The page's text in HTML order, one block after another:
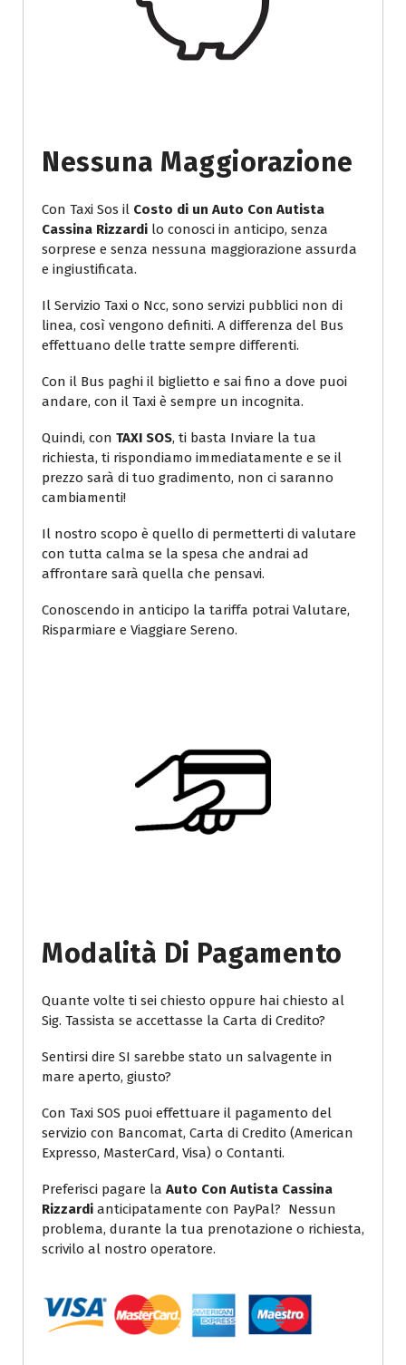
Nessuna Maggiorazione
Con Taxi Sos il Costo di un Auto Con Autista
Cassina Rizzardi lo conosci in anticipo, senza
sorprese e senza nessuna maggiorazione assurda
e ingiustificata.
Il Servizio Taxi o Ncc, sono servizi pubblici non di
linea, così vengono definiti. A differenza del Bus
effettuano delle tratte sempre differenti.
Con il Bus paghi il biglietto e sai fino a dove puoi
andare, con il Taxi è sempre un incognita.
Quindi, con TAXI SOS, ti basta Inviare la tua
richiesta, ti rispondiamo immediatamente e se il
prezzo sarà di tuo gradimento, non ci saranno
cambiamenti!
Il nostro scopo è quello di permetterti di valutare
con tutta calma se la spesa che andrai ad
affrontare sarà quella che pensavi.
Conoscendo in anticipo la tariffa potrai Valutare,
Risparmiare e Viaggiare Sereno.
Modalità Di Pagamento
Quante volte ti sei chiesto oppure hai chiesto al
Sig. Tassista se accettasse la Carta di Credito?
Sentirsi dire SI sarebbe stato un salvagente in
mare aperto, giusto?
Con Taxi SOS puoi effettuare il pagamento del
servizio con Bancomat, Carta di Credito (American
Expresso, MasterCard, Visa) o Contanti.
Preferisci pagare la Auto Con Autista Cassina
Rizzardi anticipatamente con PayPal? Nessun
problema, durante la tua prenotazione o richiesta,
scrivilo al nostro operatore.